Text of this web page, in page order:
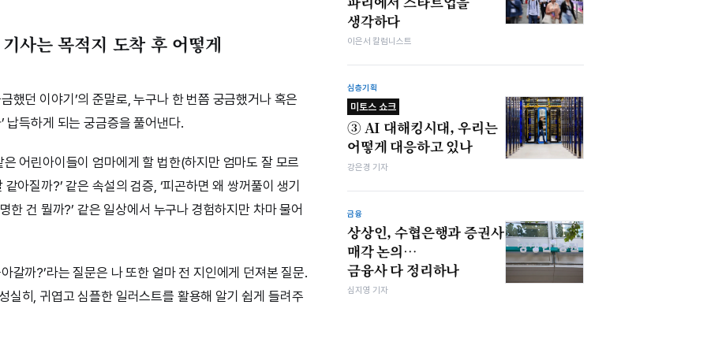
사는 목적지 도착 후 어떻게
했던 이야기’의 준말로, 누구나 한 번쯤 궁금했거나 혹은
납득하게 되는 궁금증을 풀어낸다.
어린아이들이 엄마에게 할 법한(하지만 엄마도 잘 모르
아질까?’ 같은 속설의 검증, ‘피곤하면 왜 쌍꺼풀이 생기
한 건 뭘까?’ 같은 일상에서 누구나 경험하지만 차마 물어
갈까?’라는 질문은 나 또한 얼마 전 지인에게 던져본 질문.
실히, 귀엽고 심플한 일러스트를 활용해 알기 쉽게 들려주
생각하다
이은서 칼럼니스트
심층기획
미토스 쇼크
③ AI 대해킹시대, 우리는
어떻게 대응하고 있나
강은경 기자
금융
상상인, 수협은행과 증권사
매각 논의…
금융사 다 정리하나
심지영 기자